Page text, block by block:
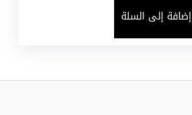
إضافة إلى السلة